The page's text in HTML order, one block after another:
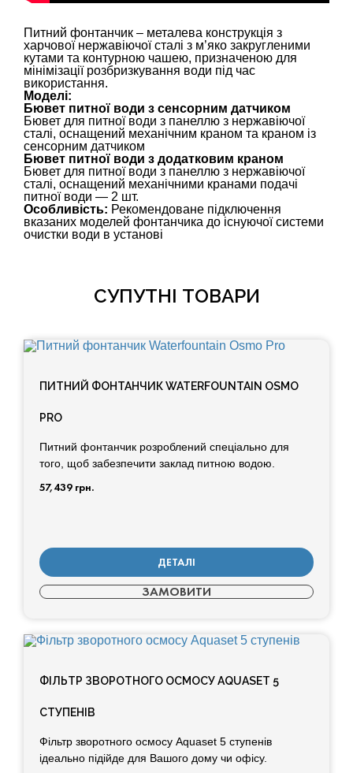
Питний фонтанчик – металева конструкція з
харчової нержавіючої сталі з м’яко закругленими
кутами та контурною чашею, призначеною для
мінімізації розбризкування води під час
використання.
Моделі:
Бювет питної води з сенсорним датчиком
Бювет для питної води з панеллю з нержавіючої
сталі, оснащений механічним краном та краном із
сенсорним датчиком
Бювет питної води з додатковим краном
Бювет для питної води з панеллю з нержавіючої
сталі, оснащений механічними кранами подачі
питної води — 2 шт.
Особливість: Рекомендоване підключення
вказаних моделей фонтанчика до існуючої системи
очистки води в установі
СУПУТНІ ТОВАРИ
ПИТНИЙ ФОНТАНЧИК WATERFOUNTAIN OSMO
PRO
Питний фонтанчик розроблений спеціально для
того, щоб забезпечити заклад питною водою.
57,439 грн.
ДЕТАЛІ
ЗАМОВИТИ
ФІЛЬТР ЗВОРОТНОГО ОСМОСУ AQUASET 5
СТУПЕНІВ
Фільтр зворотного осмосу Aquaset 5 ступенів
ідеально підійде для Вашого дому чи офісу.